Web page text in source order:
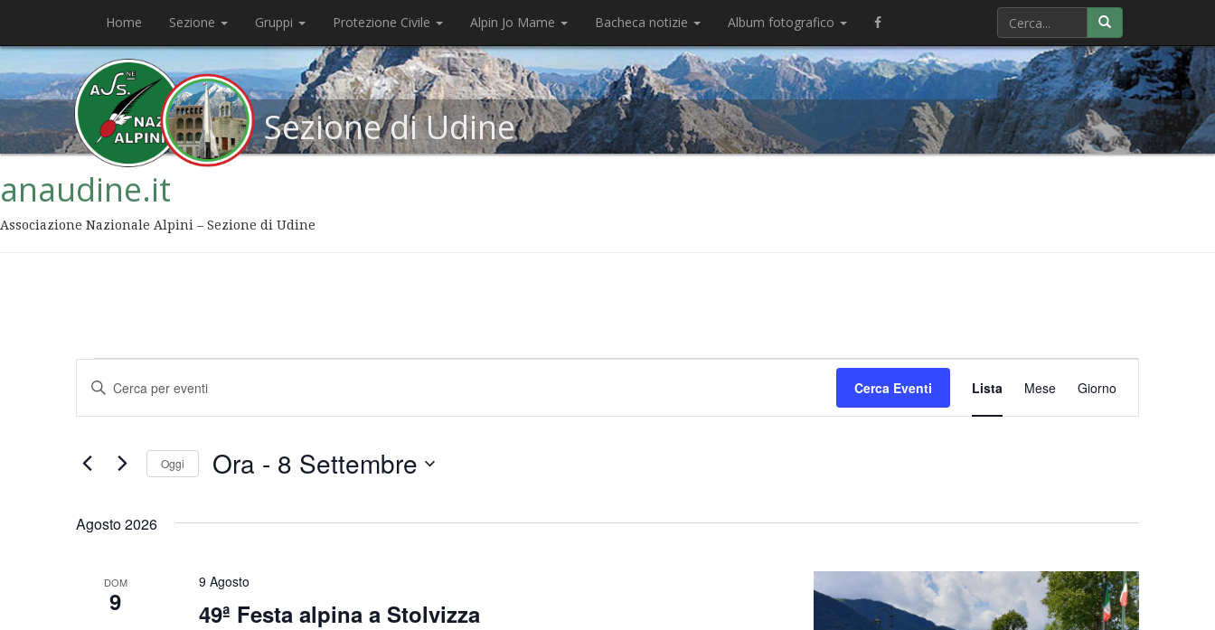
Home Sezione Gruppi Protezione Civile Alpin Jo Mame Bacheca notizie Album fotografico
Sezione di Udine
anaudine.it
Associazione Nazionale Alpini – Sezione di Udine
Eventi
Ricerca
viste
Inserisci
Parola
Chiave.
per
Cerca Eventi
Evento
Viste
Navigazione
Lista Mese Giorno
Oggi Ora - 8 Settembre
data.
Agosto 2026
DOM
9 49ª Festa alpina a Stolvizza
9 Agosto